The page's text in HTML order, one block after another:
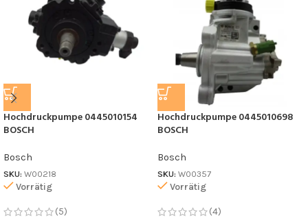
Hochdruckpumpe 0445010154
BOSCH
Bosch
SKU: W00218
Vorrätig
(5)
Hochdruckpumpe 0445010698
BOSCH
Bosch
SKU: W00357
Vorrätig
(4)